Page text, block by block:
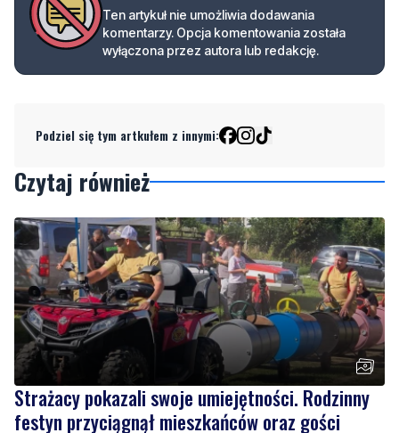
Komentowanie wyłączone
Ten artykuł nie umożliwia dodawania
Podziel się tym artkułem z innymi:
Czytaj również